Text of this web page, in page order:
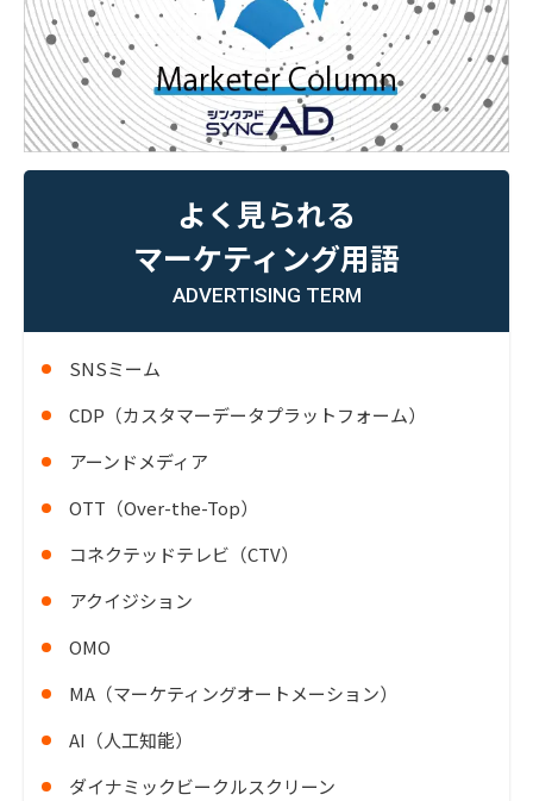
よく見られる
マーケティング用語
ADVERTISING TERM
SNSミーム
CDP（カスタマーデータプラットフォーム）
アーンドメディア
OTT（Over-the-Top）
コネクテッドテレビ（CTV）
アクイジション
OMO
MA（マーケティングオートメーション）
AI（人工知能）
ダイナミックビークルスクリーン